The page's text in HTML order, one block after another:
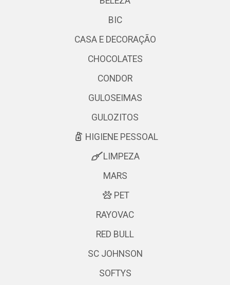
BIC
CASA E DECORAÇÃO
CHOCOLATES
CONDOR
GULOSEIMAS
GULOZITOS
HIGIENE PESSOAL
LIMPEZA
MARS
PET
RAYOVAC
RED BULL
SC JOHNSON
SOFTYS